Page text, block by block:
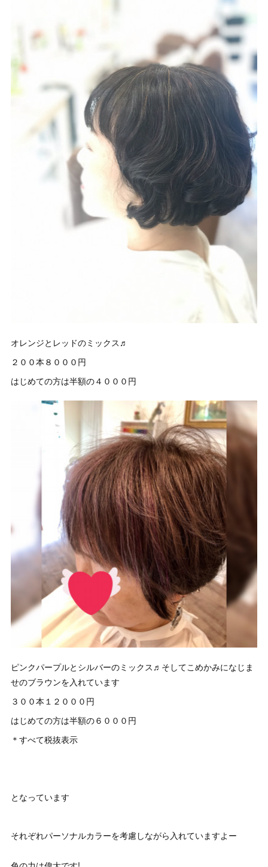
オレンジとレッドのミックス♬
２００本８０００円
はじめての方は半額の４０００円
ピンクパープルとシルバーのミックス♬そしてこめかみになじま
せのブラウンを入れています
３００本１２０００円
はじめての方は半額の６０００円
＊すべて税抜表示
となっています
それぞれパーソナルカラーを考慮しながら入れていますよー